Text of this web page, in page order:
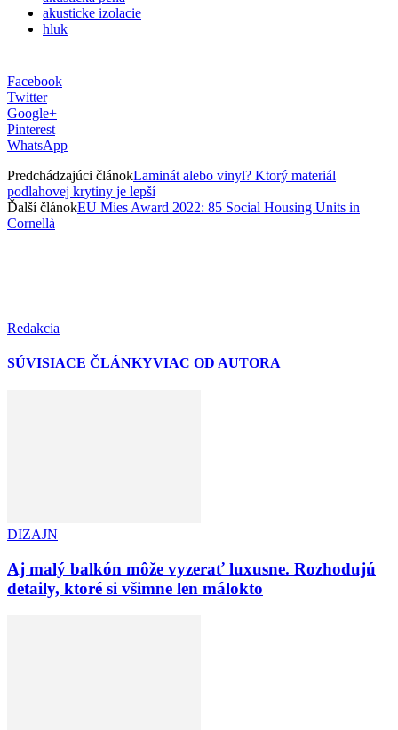
akusticke izolacie
hluk
Facebook
Twitter
Google+
Pinterest
WhatsApp
Predchádzajúci článokLaminát alebo vinyl? Ktorý materiál
podlahovej krytiny je lepší
Ďalší článokEU Mies Award 2022: 85 Social Housing Units in
Cornellà
Redakcia
SÚVISIACE ČLÁNKYVIAC OD AUTORA
DIZAJN
Aj malý balkón môže vyzerať luxusne. Rozhodujú
detaily, ktoré si všimne len málokto